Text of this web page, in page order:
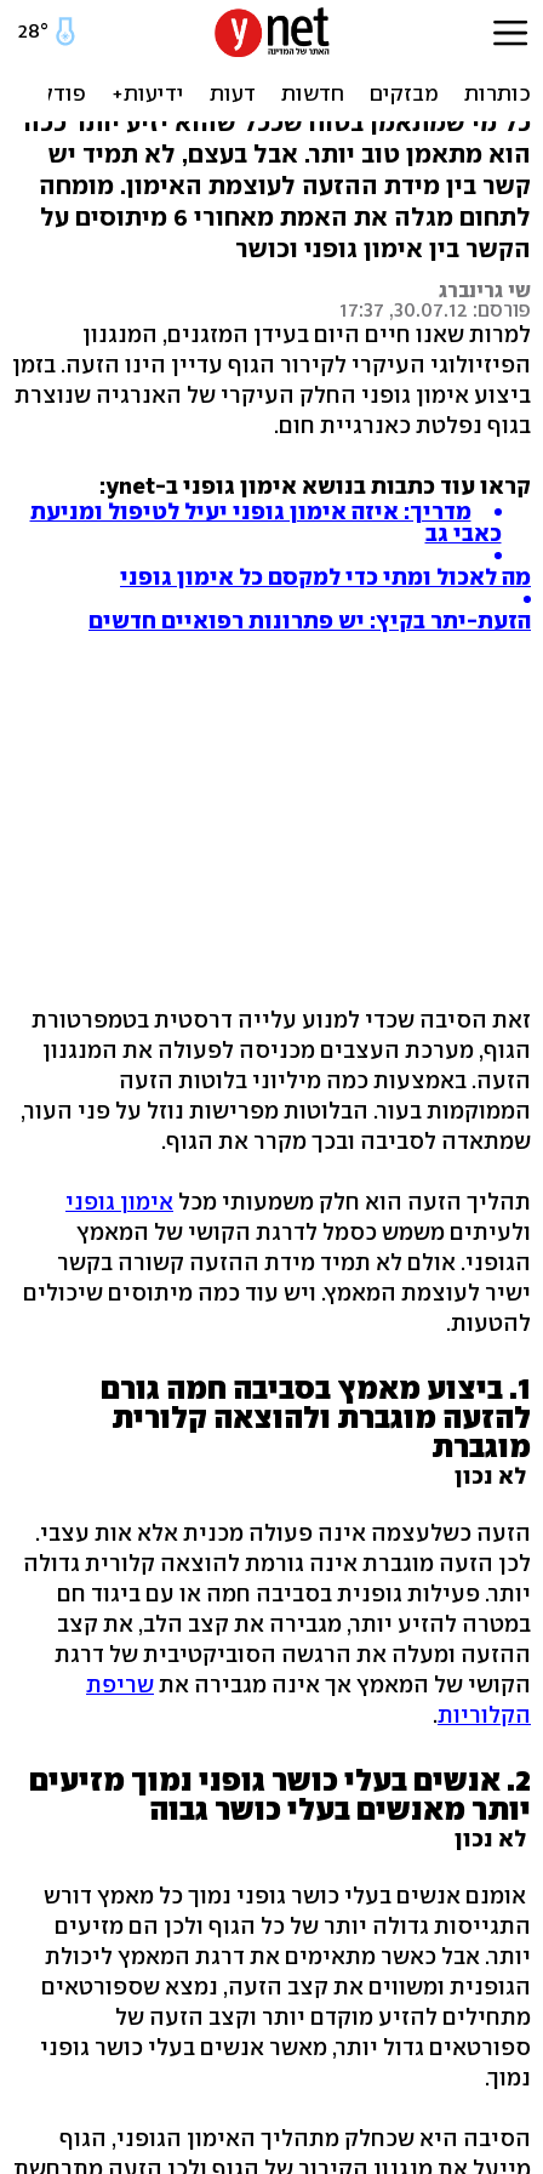
הזעה מוגברת שורפת יותר
כל מי שמתאמן בטוח שככל שהוא יזיע יותר ככה
הוא מתאמן טוב יותר. אבל בעצם, לא תמיד יש
קשר בין מידת ההזעה לעוצמת האימון. מומחה
לתחום מגלה את האמת מאחורי 6 מיתוסים על
הקשר בין אימון גופני וכושר
שי גרינברג
פורסם: 30.07.12, 17:37
למרות שאנו חיים היום בעידן המזגנים, המנגנון
הפיזיולוגי העיקרי לקירור הגוף עדיין הינו הזעה. בזמן
ביצוע אימון גופני החלק העיקרי של האנרגיה שנוצרת
בגוף נפלטת כאנרגיית חום.
קראו עוד כתבות בנושא אימון גופני ב-ynet:
מדריך: איזה אימון גופני יעיל לטיפול ומניעת
כאבי גב
מה לאכול ומתי כדי למקסם כל אימון גופני
הזעת-יתר בקיץ: יש פתרונות רפואיים חדשים
זאת הסיבה שכדי למנוע עלייה דרסטית בטמפרטורת
הגוף, מערכת העצבים מכניסה לפעולה את המנגנון
הזעה. באמצעות כמה מיליוני בלוטות הזעה
הממוקמות בעור. הבלוטות מפרישות נוזל על פני העור,
שמתאדה לסביבה ובכך מקרר את הגוף.
תהליך הזעה הוא חלק משמעותי מכל אימון גופני
ולעיתים משמש כסמל לדרגת הקושי של המאמץ
הגופני. אולם לא תמיד מידת ההזעה קשורה בקשר
ישיר לעוצמת המאמץ. ויש עוד כמה מיתוסים שיכולים
להטעות.
1. ביצוע מאמץ בסביבה חמה גורם
להזעה מוגברת ולהוצאה קלורית
מוגברת
לא נכון
הזעה כשלעצמה אינה פעולה מכנית אלא אות עצבי.
לכן הזעה מוגברת אינה גורמת להוצאה קלורית גדולה
יותר. פעילות גופנית בסביבה חמה או עם ביגוד חם
במטרה להזיע יותר, מגבירה את קצב הלב, את קצב
ההזעה ומעלה את הרגשה הסוביקטיבית של דרגת
הקושי של המאמץ אך אינה מגבירה אתשריפת
הקלוריות.
2. אנשים בעלי כושר גופני נמוך מזיעים
יותר מאנשים בעלי כושר גבוה
לא נכון
אומנם אנשים בעלי כושר גופני נמוך כל מאמץ דורש
התגייסות גדולה יותר של כל הגוף ולכן הם מזיעים
יותר. אבל כאשר מתאימים את דרגת המאמץ ליכולת
הגופנית ומשווים את קצב הזעה, נמצא שספורטאים
מתחילים להזיע מוקדם יותר וקצב הזעה של
ספורטאים גדול יותר, מאשר אנשים בעלי כושר גופני
נמוך.
הסיבה היא שכחלק מתהליך האימון הגופני, הגוף